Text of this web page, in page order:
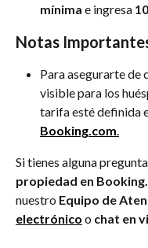
mínima e ingresa 10
Notas
Para asegurarte de
visible para los
tarifa esté definida
Booking.com
Si tienes alguna
propiedad en
nuestro Equipo de
electrónico o chat en